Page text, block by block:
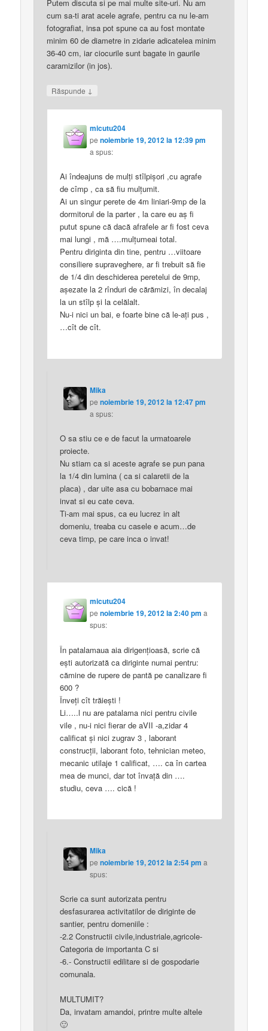
Putem discuta si pe mai multe site-uri. Nu am
cum sa-ti arat acele agrafe, pentru ca nu le-am
fotografiat, insa pot spune ca au fost montate
minim 60 de diametre in zidarie adicatelea minim
36-40 cm, iar ciocurile sunt bagate in gaurile
caramizilor (in jos).
Răspunde ↓
micutu204
penoiembrie 19, 2012 la 12:39 pm
a spus:
Ai îndeajuns de mulţi stîlpişori ,cu agrafe
de cîmp , ca să fiu mulţumit.
Ai un singur perete de 4m liniari-9mp de la
dormitorul de la parter , la care eu aş fi
putut spune că dacă afrafele ar fi fost ceva
mai lungi , mă ….mulţumeai total.
Pentru diriginta din tine, pentru …viitoare
consiliere supraveghere, ar fi trebuit să fie
de 1/4 din deschiderea peretelui de 9mp,
aşezate la 2 rînduri de cărămizi, în decalaj
la un stîlp şi la celălalt.
Nu-i nici un bai, e foarte bine că le-aţi pus ,
…cît de cît.
Mika
penoiembrie 19, 2012 la 12:47 pm
a spus:
O sa stiu ce e de facut la urmatoarele
proiecte.
Nu stiam ca si aceste agrafe se pun pana
la 1/4 din lumina ( ca si calaretii de la
placa) , dar uite asa cu bobarnace mai
invat si eu cate ceva.
Ti-am mai spus, ca eu lucrez in alt
domeniu, treaba cu casele e acum…de
ceva timp, pe care inca o invat!
micutu204
penoiembrie 19, 2012 la 2:40 pm a
spus:
În patalamaua aia dirigenţioasă, scrie că
eşti autorizată ca diriginte numai pentru:
cămine de rupere de pantă pe canalizare fi
600 ?
Înveţi cît trăieşti !
Li…..l nu are patalama nici pentru civile
vile , nu-i nici fierar de aVII -a,zidar 4
calificat şi nici zugrav 3 , laborant
construcţii, laborant foto, tehnician meteo,
mecanic utilaje 1 calificat, …. ca în cartea
mea de munci, dar tot învaţă din ….
studiu, ceva …. cică !
Mika
penoiembrie 19, 2012 la 2:54 pm a
spus:
Scrie ca sunt autorizata pentru
desfasurarea activitatilor de diriginte de
santier, pentru domeniile :
-2.2 Constructii civile,industriale,agricole-
Categoria de importanta C si
-6.- Constructii edilitare si de gospodarie
comunala.
MULTUMIT?
Da, invatam amandoi, printre multe altele
🙂